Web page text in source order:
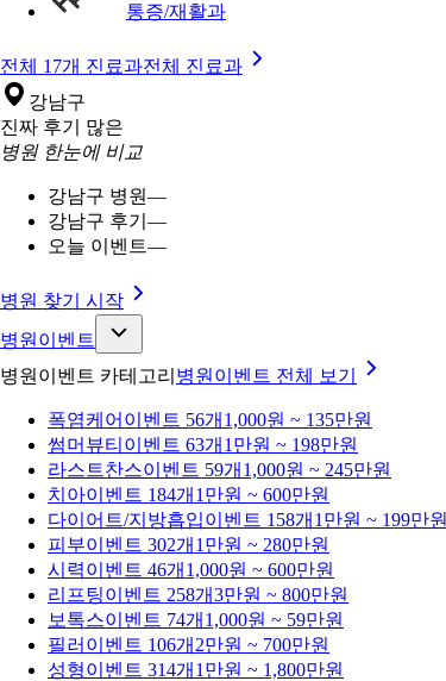
통증/재활과
전체 17개 진료과전체 진료과
강남구
진짜 후기 많은
병원 한눈에 비교
강남구 병원—
강남구 후기 —
오늘 이벤트—
병원 찾기 시작
병원이벤트
병원이벤트 카테고리 병원이벤트 전체 보기
폭염케어 이벤트 56개 1,000원 ~ 135만원
썸머뷰티 이벤트 63개 1만원 ~ 198만원
라스트찬스이벤트 59개 1,000원 ~ 245만원
치아이벤트 184개 1만원 ~ 600만원
다이어트/지방흡입이벤트 158개 1만원 ~ 199만원
피부이벤트 302개 1만원 ~ 280만원
시력이벤트 46개 1,000원 ~ 600만원
리프팅이벤트 258개3만원 ~ 800만원
보톡스이벤트 74개 1,000원 ~ 59만원
필러 이벤트 106개 2만원 ~ 700만원
성형이벤트 314개 1만원 ~ 1,800만원